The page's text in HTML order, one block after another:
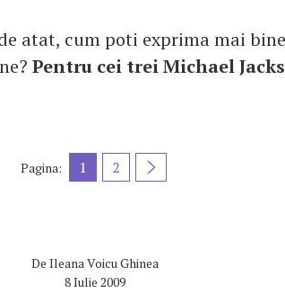
atat, cum poti exprima mai
Pentru cei trei Michael
Pagina: 1 2
De Ileana Voicu Ghinea
8 Iulie 2009